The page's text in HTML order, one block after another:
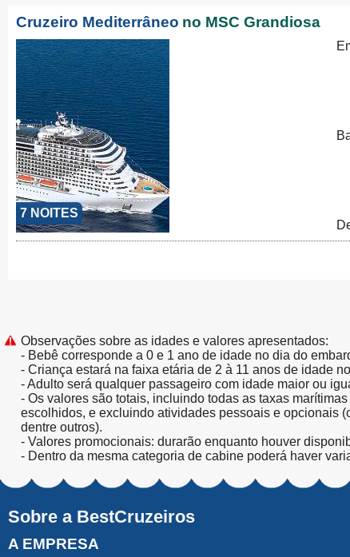
Cruzeiro Mediterrâneo no MSC Grandiosa
7 NOITES
Observações sobre as idades e valores apresentados:
- Bebê corresponde a 0 e 1 ano de idade no dia do
- Criança estará na faixa etária de 2 à 11 anos de idade
- Adulto será qualquer passageiro com idade maior ou
- Os valores são totais, incluindo todas as taxas
escolhidos, e excluindo atividades pessoais e opcionais
dentre outros).
- Valores promocionais: durarão enquanto houver
- Dentro da mesma categoria de cabine poderá haver
Sobre a BestCruzeiros
A EMPRESA